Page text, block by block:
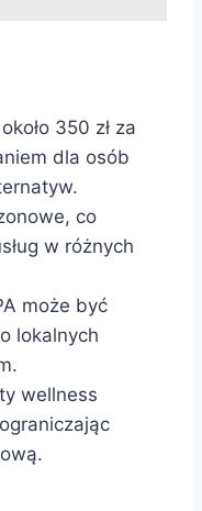
350 zł za
dla osób
co
w różnych
może być
lokalnych
wellness